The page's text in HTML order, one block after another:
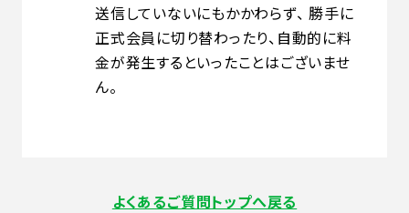
送信していないにもかかわらず、 勝手に
正式会員に切り替わったり、自動的に料
金が発生するといったことはございませ
ん。
よくあるご質問トップへ戻る